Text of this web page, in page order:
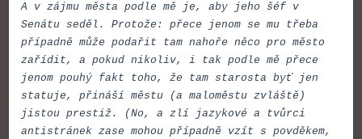
A v zájmu města podle mě je, aby jeho šéf v
Senátu seděl. Protože: přece jenom se mu třeba
případně může podařit tam nahoře něco pro město
zařídit, a pokud nikoliv, i tak podle mě přece
jenom pouhý fakt toho, že tam starosta byť jen
statuje, přináší městu (a maloměstu zvláště)
jistou prestiž. (No, a zlí jazykové a tvůrci
antistránek zase mohou případně vzít s povděkem,